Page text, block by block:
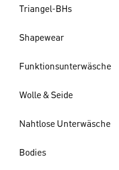
Triangel-BHs
Shapewear
Funktionsunterwäsche
Wolle & Seide
Nahtlose Unterwäsche
Bodies